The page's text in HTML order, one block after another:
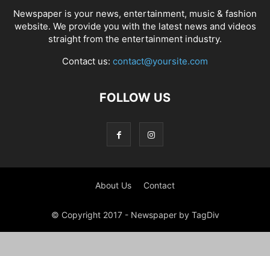
Newspaper is your news, entertainment, music & fashion
website. We provide you with the latest news and videos
straight from the entertainment industry.
Contact us: contact@yoursite.com
FOLLOW US
About Us Contact
© Copyright 2017 - Newspaper by TagDiv